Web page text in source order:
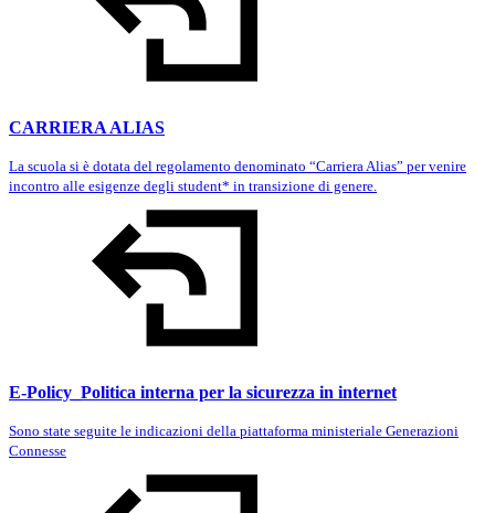
CARRIERA ALIAS
La scuola si è dotata del regolamento denominato “Carriera Alias” per venire
incontro alle esigenze degli student* in transizione di genere.
E-Policy_Politica interna per la sicurezza in internet
Sono state seguite le indicazioni della piattaforma ministeriale Generazioni
Connesse